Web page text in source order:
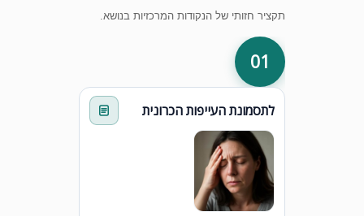
תקציר חזותי של הנקודות המרכזיות בנושא.
01
לתסמונת העייפות הכרונית